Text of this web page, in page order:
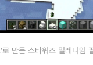
'로 만든 스타워즈 밀레니